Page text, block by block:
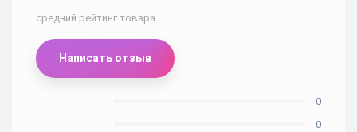
средний рейтинг товара
Написать отзыв
0
0